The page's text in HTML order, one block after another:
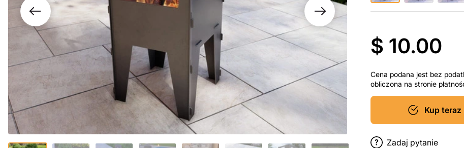
$ 10.00
Cena podana jest bez
obliczona na stronie
Kup teraz
Zadaj pytanie